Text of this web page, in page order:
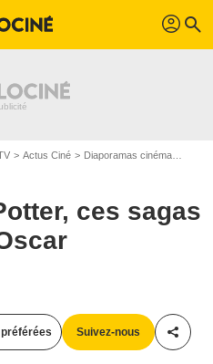
profil search
Actus Ciné Diaporamas cinéma
ces sagas
Suivez-nous